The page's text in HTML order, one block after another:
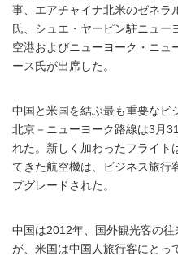
事、エアチャイナ北米のゼネラ
氏、シュエ・ヤーピン駐ニュー
空港およびニューヨーク・ニュ
ース氏が出席した。
中国と米国を結ぶ最も重要なビ
北京－ニューヨーク路線は3月
れた。新しく加わったフライト
てきた航空機は、ビジネス旅行
プグレードされた。
中国は2012年、国外観光客の
が、米国は中国人旅行客にとっ